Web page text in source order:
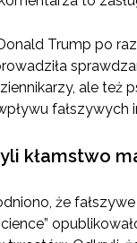
Trump po
ale też
fałszywych
kłamstwo
że